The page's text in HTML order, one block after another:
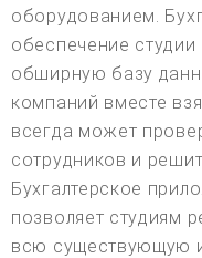
оборудованием.
обеспечение
обширную базу
компаний вместе
всегда может
сотрудников и
Бухгалтерское
позволяет студиям
всю существующую